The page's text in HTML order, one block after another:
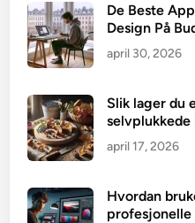
De Beste
Design På
april 30, 2026
Slik lager du
april 17, 2026
Hvordan